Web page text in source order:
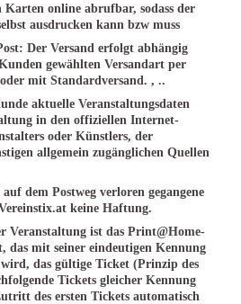
Karten online abrufbar, sodass der
ausdrucken kann bzw muss
Der Versand erfolgt abhängig
gewählten Versandart per
mit Standardversand. , ..
aktuelle Veranstaltungsdaten
in den offiziellen Internet-
oder Künstlers, der
allgemein zugänglichen Quellen
dem Postweg verloren gegangene
keine Haftung.
Veranstaltung ist das Print@Home-
das mit seiner eindeutigen Kennung
wird, das gültige Ticket (Prinzip des
Tickets gleicher Kennung
des ersten Tickets automatisch